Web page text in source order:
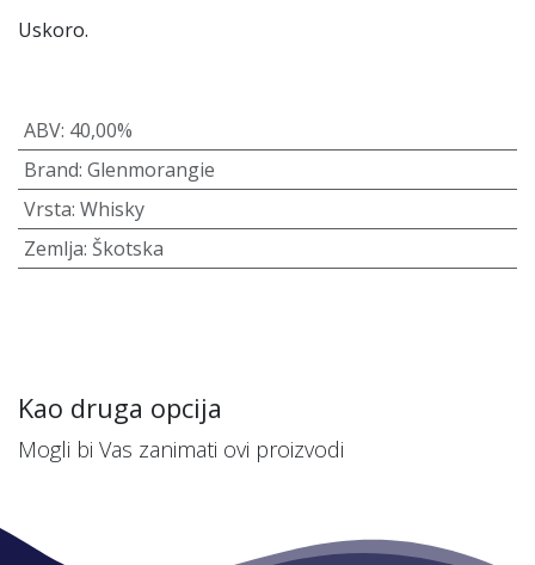
Uskoro.
ABV: 40,00%
Brand: Glenmorangie
Vrsta: Whisky
Zemlja: Škotska
Kao druga opcija
Mogli bi Vas zanimati ovi proizvodi